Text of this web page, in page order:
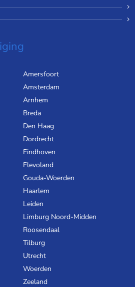
Amersfoort
Amsterdam
Arnhem
Breda
Den Haag
Dordrecht
Eindhoven
Flevoland
Gouda-Woerden
Haarlem
Leiden
Limburg Noord-Midden
Roosendaal
Tilburg
Utrecht
Woerden
Zeeland